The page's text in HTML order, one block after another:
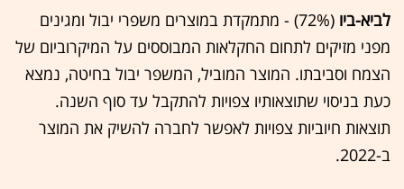
לביא-ביו
(72%) - מתמקדת במוצרים משפרי יבול ומגינים
מפני מזיקים לתחום החקלאות המבוססים על המיקרוביום של
הצמח וסביבתו. המוצר המוביל, המשפר יבול בחיטה, נמצא
כעת בניסוי שתוצאותיו צפויות להתקבל עד סוף השנה.
תוצאות חיוביות צפויות לאפשר לחברה להשיק את המוצר
ב-2022.